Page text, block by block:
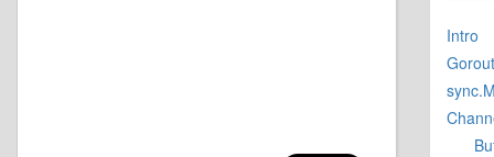
Intro